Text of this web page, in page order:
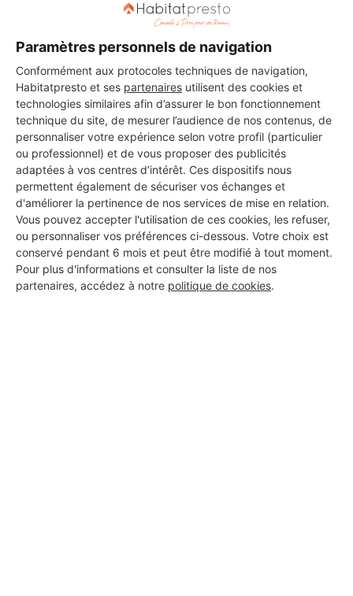
Paramètres personnels de navigation
Conformément aux protocoles techniques de navigation,
Habitatpresto et ses partenaires utilisent des cookies et
technologies similaires afin d’assurer le bon fonctionnement
technique du site, de mesurer l’audience de nos contenus, de
personnaliser votre expérience selon votre profil (particulier
ou professionnel) et de vous proposer des publicités
adaptées à vos centres d’intérêt. Ces dispositifs nous
permettent également de sécuriser vos échanges et
d'améliorer la pertinence de nos services de mise en relation.
Vous pouvez accepter l'utilisation de ces cookies, les refuser,
ou personnaliser vos préférences ci-dessous. Votre choix est
conservé pendant 6 mois et peut être modifié à tout moment.
Pour plus d'informations et consulter la liste de nos
partenaires, accédez à notre politique de cookies.
PAS LE TEMPS DE
CHERCHER ?
Vous souhaitez réaliser des travaux et ne savez quel professionnel
choisir ? Demandez des devis travauxauprès de notre réseau de 5 000
professionnels partout en France.
DEMANDER UN DEVIS